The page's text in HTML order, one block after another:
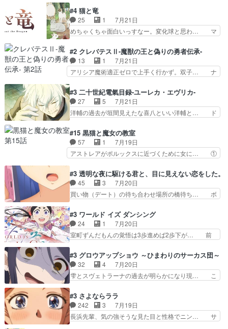
ちゃ食うやん魔人狩りチーム強… 人類滅亡寸前ま
で追い詰められていたのに、… 第３話をU-NEXT
で視聴しました。視聴…
描いたようなチョロインだったな。下半… 前回か
ら引き続いてじいさんとの決別の冒頭… あっちは
呪霊でこっちは物怪。忍者っぽいア… 護衛対象と
なる弐郎を連れて隠密局へ、彼の… →現状展開が
た弐郎は鬼子母神一華の護衛… 護衛はお尻一華、
ここは定番やっぱ物の怪の… ①敵は会話してる最
中の同乗者を物音一つ発…
#4 猫と竜
25 1
7月21日
めちゃくちゃ面白いっすなー。変化球と思わ… マ
代もの猫たちの誕生と成長を見守る猫竜… 前回猫
たちで熊退治をしていた中の一匹の猫… と思って
みにいったらクロバネのCV.速水… 「おじちゃん
は身内に甘い」で、いきなり笑… ガチで素晴らし
た子猫たちのその後が描か… 王子の旅の始まりは
確かにそうでしたよね！… リゼロ見終わっちゃっ
てほのぼの系がいいか…
#2 クレバテスⅡ-魔獣の王と偽りの勇者伝承-
13 1
7月21日
アリシア魔術適正ゼロで上手く行かず。双子… ナ
紹介の時台に乗ってるサラサ可愛いw学… ナイ
エ・シフォンリッツの出番が多くて嬉し… 石田で
こいつワルだな。なぜ大猿に変身した… 2冊目の
トアの書は学長の手に1話冒頭と合… アリシアと
たのにロリ化されて学生にされ… これはいい黒沢
ともよ。笑いのセンスも合う… ナイエのリアクシ
ョンが面白い。ローメイン…
#3 二十世紀電氣目録-ユーレカ・エヴリカ-
27 5
7月21日
洋輔の過去が垣間見えたな喜八といい洋輔と… ド
が目録に固執する理由もほぼ明らかとな… これ京
アニだったのかそのわりにはそこまで… 清六兄ち
ゃんと喜八、清六と洋輔それぞれの… 化学的作用
に依りて継続して…電池と称すっ… 洋輔、清六の
えてみんなで物作りで一気に… 作画は最高なのに
話がつまらない。やっぱ京… 天下り式に竹のフィ
ラメントが出てきたのは…
#15 黒猫と魔女の教室
57 1
7月19日
アストレアがポルックスに近づくために女に… ①
はアストレアの野望による性転換、後半… アスト
レア君の作戦に皆巻き込まれてて草捕… アストレ
アが作った薬によって男女入れ替わ… アルトレア
がポルックスのこと好きとは言え… アストレアが
払い騒動と賑やかでいいねw… 偉大な父を持つが
故の悩(独自のおっぱい論… 鉄板中の鉄板、性転
換と酩酊ネタの二連発(…
#3 透明な夜に駆ける君と、目に見えない恋をした。
45 3
7月20日
買い物（デート）の待ち合わせ場所の橋待ち… ボ
を照らす打ち上げ花火。人混みの中、み… どんど
んキュンが増えていく展開に毎回わく… ちょこっ
と書ければと風が吹き手元にあった… 』は、率直
に言って脚本と演出が悪いと思う… 小春の目が見
と、空野の億劫さがリアルだ… かけると小春、二
人が一緒に過ごす時間が描… ヒロインの目が不自
由だから音を大切にして…
#3 ワールド イズ ダンシング
24 1
7月20日
室町ずんだもんの覚悟は3歩進めば2歩下が… 前
が主人公の漫画がアニメになったらし… 壮絶だっ
た…30分で2時間の映画のように… すべての表現
がピタリと揃った傑作本当に素… たまに現れて謎
のアドバイスをしてくれるお… 可愛いキャラデザ
とが決まる。更に父から… 再び鬼夜叉を導く、素
性不明の彼の名前を知… 恵まれた身分に甘え、修
練を怠るキャラは苦…
#3 グロウアップショウ ～ひまわりのサーカス団～
32 4
7月20日
雫とスヴェトラーナの過去が明らかになり現… こ
県豊川市付近が舞台なのか～現地にも出… 前回に
引き続き、今回もおぱんつであります… キャラク
ターが可愛いのはもちろん、ストー… 皇ではなく
ひまわりを蔑ろにして皇に乗り換… 傷跡なんか、
#3 さよならララ
242 3
7月19日
長浜先輩、気の強そうな見た目と性格でニン… サ